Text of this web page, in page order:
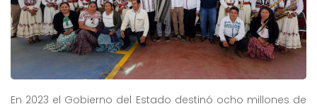
En 2023 el Gobierno del Estado destinó ocho millones de